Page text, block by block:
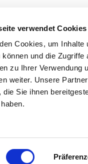
verwendet Cookies
Cookies, um
können und die
zu Ihrer Verwendung
weiter. Unsere
die Sie ihnen
Über uns
Impressum
AGB /
Datenschutz